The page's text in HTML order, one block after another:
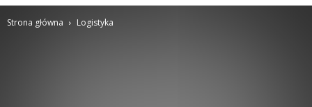
Strona główna Logistyka